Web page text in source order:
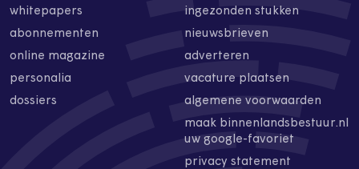
whitepapers
abonnementen
online magazine
personalia
dossiers
ingezonden stukken
nieuwsbrieven
adverteren
vacature plaatsen
algemene voorwaarden
maak binnenlandsbestuur.nl
uw google-favoriet
privacy statement